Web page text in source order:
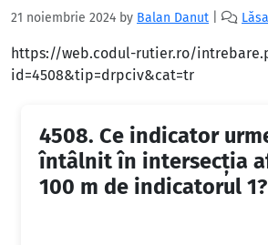
21 noiembrie 2024 by Balan Danut
https://web.codul-rutier.ro/
id=4508&tip=drpciv&cat=tr
4508. Ce indicator
întâlnit în intersecția
100 m de indicatorul 1?